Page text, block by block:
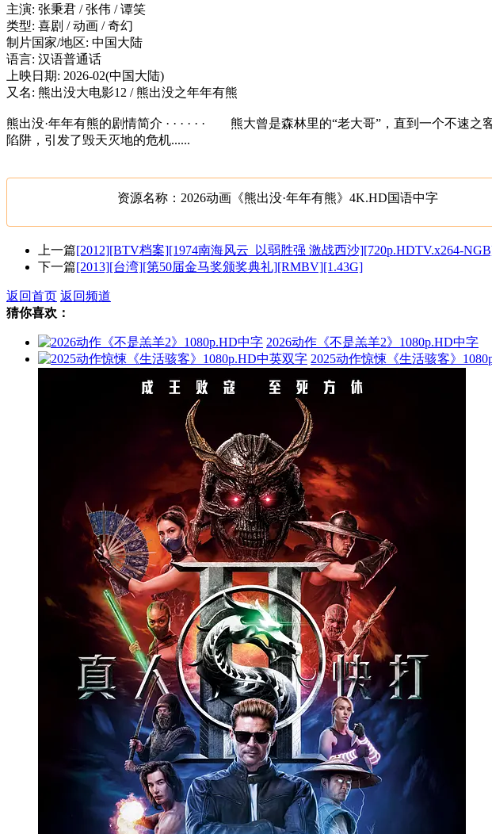
主演: 张秉君 / 张伟 / 谭笑
类型: 喜剧 / 动画 / 奇幻
制片国家/地区: 中国大陆
语言: 汉语普通话
上映日期: 2026-02(中国大陆)
又名: 熊出没大电影12 / 熊出没之年年有熊
熊出没·年年有熊的剧情简介 · · · · · · 熊大曾是森林里的“老大哥”，直到一个不速
陷阱，引发了毁天灭地的危机......
资源名称：2026动画《熊出没·年年有熊》4K.HD国语中字
上一篇[2012][BTV档案][1974南海风云_以弱胜强 激战西沙][720p.HDTV.x264-
下一篇[2013][台湾][第50届金马奖颁奖典礼][RMBV][1.43G]
返回首页 返回频道
猜你喜欢：
2026动作《不是羔羊2》1080p.HD中字
2025动作惊悚《生活骇客》